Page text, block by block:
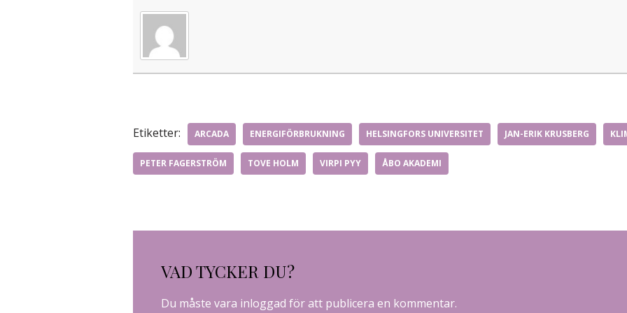
Etiketter: ARCADA ENERGIFÖRBRUKNING HELSINGFORS UNIVERSITET JAN-ERIK KRUSBERG
PETER FAGERSTRÖM TOVE HOLM VIRPI PYY ÅBO AKADEMI
VAD TYCKER DU?
Du måste vara inloggad för att publicera en kommentar.